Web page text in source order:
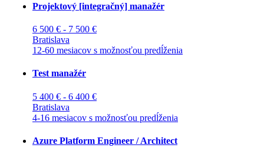
Projektový [integračný] manažér
6 500 € - 7 500 €
Bratislava
12-60 mesiacov s možnosťou predĺženia
Test manažér
5 400 € - 6 400 €
Bratislava
4-16 mesiacov s možnosťou predĺženia
Azure Platform Engineer / Architect